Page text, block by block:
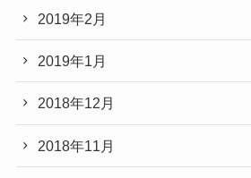
2019年2月
2019年1月
2018年12月
2018年11月